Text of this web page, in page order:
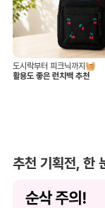
도시락부터 피크닉까지🧺
활용도 좋은 런치백 추천
추천 기획전, 한